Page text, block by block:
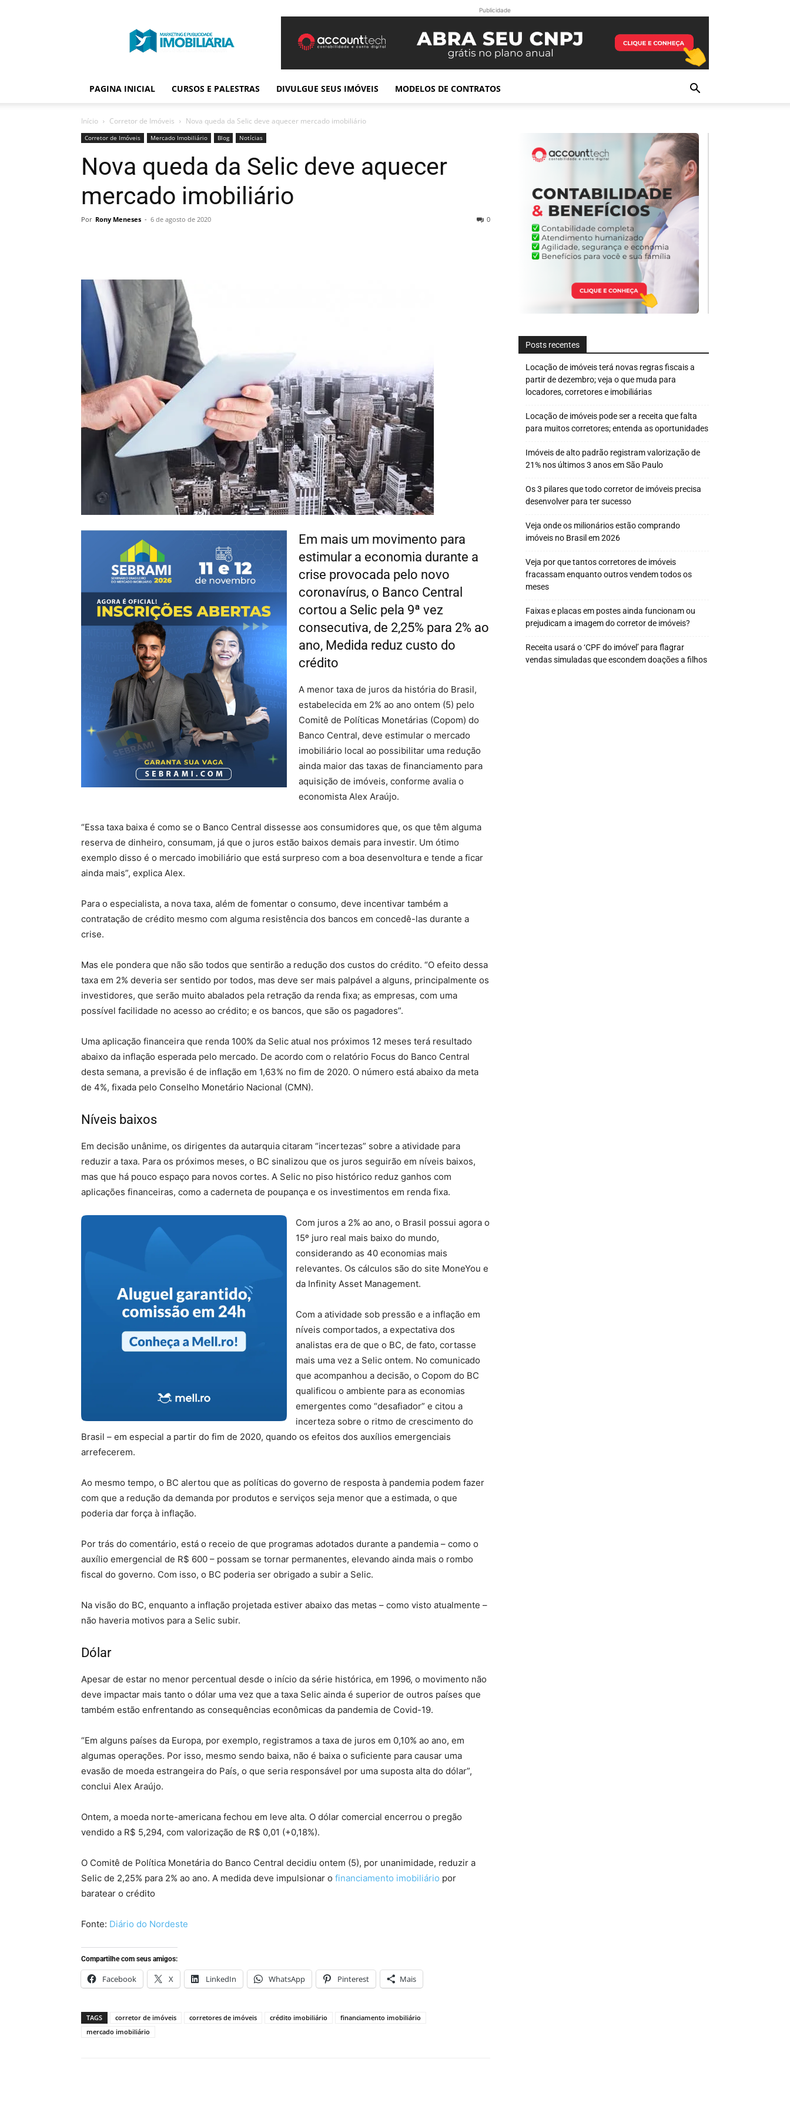
Publicidade
Imobiliária
Publicidade
PAGINA INICIAL CURSOS E PALESTRAS DIVULGUE SEUS IMÓVEIS MODELOS DE CONTRATOS
Início Corretor de Imóveis Nova queda da Selic deve aquecer mercado imobiliário
Corretor de Imóveis Mercado Imobiliário Blog Notícias
Nova queda da Selic deve aquecer
mercado imobiliário
Por Rony Meneses - 6 de agosto de 2020 0
Em mais um movimento para
estimular a economia durante a
crise provocada pelo novo
coronavírus, o Banco Central
cortou a Selic pela 9ª vez
consecutiva, de 2,25% para 2% ao
ano, Medida reduz custo do
crédito
A menor taxa de juros da história do Brasil,
estabelecida em 2% ao ano ontem (5) pelo
Comitê de Políticas Monetárias (Copom) do
Banco Central, deve estimular o mercado
imobiliário local ao possibilitar uma redução
ainda maior das taxas de financiamento para
aquisição de imóveis, conforme avalia o
economista Alex Araújo.
“Essa taxa baixa é como se o Banco Central dissesse aos consumidores que, os que têm alguma
reserva de dinheiro, consumam, já que o juros estão baixos demais para investir. Um ótimo
exemplo disso é o mercado imobiliário que está surpreso com a boa desenvoltura e tende a ficar
ainda mais”, explica Alex.
Para o especialista, a nova taxa, além de fomentar o consumo, deve incentivar também a
contratação de crédito mesmo com alguma resistência dos bancos em concedê-las durante a
crise.
Mas ele pondera que não são todos que sentirão a redução dos custos do crédito. “O efeito dessa
taxa em 2% deveria ser sentido por todos, mas deve ser mais palpável a alguns, principalmente os
investidores, que serão muito abalados pela retração da renda fixa; as empresas, com uma
possível facilidade no acesso ao crédito; e os bancos, que são os pagadores”.
Uma aplicação financeira que renda 100% da Selic atual nos próximos 12 meses terá resultado
abaixo da inflação esperada pelo mercado. De acordo com o relatório Focus do Banco Central
desta semana, a previsão é de inflação em 1,63% no fim de 2020. O número está abaixo da meta
de 4%, fixada pelo Conselho Monetário Nacional (CMN).
Níveis baixos
Em decisão unânime, os dirigentes da autarquia citaram “incertezas” sobre a atividade para
reduzir a taxa. Para os próximos meses, o BC sinalizou que os juros seguirão em níveis baixos,
mas que há pouco espaço para novos cortes. A Selic no piso histórico reduz ganhos com
aplicações financeiras, como a caderneta de poupança e os investimentos em renda fixa.
Com juros a 2% ao ano, o Brasil possui agora o
15º juro real mais baixo do mundo,
considerando as 40 economias mais
relevantes. Os cálculos são do site MoneYou e
da Infinity Asset Management.
Com a atividade sob pressão e a inflação em
níveis comportados, a expectativa dos
analistas era de que o BC, de fato, cortasse
mais uma vez a Selic ontem. No comunicado
que acompanhou a decisão, o Copom do BC
qualificou o ambiente para as economias
emergentes como “desafiador” e citou a
incerteza sobre o ritmo de crescimento do
Brasil – em especial a partir do fim de 2020, quando os efeitos dos auxílios emergenciais
arrefecerem.
Ao mesmo tempo, o BC alertou que as políticas do governo de resposta à pandemia podem fazer
com que a redução da demanda por produtos e serviços seja menor que a estimada, o que
poderia dar força à inflação.
Por trás do comentário, está o receio de que programas adotados durante a pandemia – como o
auxílio emergencial de R$ 600 – possam se tornar permanentes, elevando ainda mais o rombo
fiscal do governo. Com isso, o BC poderia ser obrigado a subir a Selic.
Na visão do BC, enquanto a inflação projetada estiver abaixo das metas – como visto atualmente –
não haveria motivos para a Selic subir.
Dólar
Apesar de estar no menor percentual desde o início da série histórica, em 1996, o movimento não
deve impactar mais tanto o dólar uma vez que a taxa Selic ainda é superior de outros países que
também estão enfrentando as consequências econômicas da pandemia de Covid-19.
“Em alguns países da Europa, por exemplo, registramos a taxa de juros em 0,10% ao ano, em
algumas operações. Por isso, mesmo sendo baixa, não é baixa o suficiente para causar uma
evasão de moeda estrangeira do País, o que seria responsável por uma suposta alta do dólar”,
conclui Alex Araújo.
Ontem, a moeda norte-americana fechou em leve alta. O dólar comercial encerrou o pregão
vendido a R$ 5,294, com valorização de R$ 0,01 (+0,18%).
O Comitê de Política Monetária do Banco Central decidiu ontem (5), por unanimidade, reduzir a
Selic de 2,25% para 2% ao ano. A medida deve impulsionar o financiamento imobiliário por
baratear o crédito
Fonte: Diário do Nordeste
Compartilhe com seus amigos:
Facebook X LinkedIn WhatsApp Pinterest Mais
TAGS corretor de imóveis corretores de imóveis crédito imobiliário
financiamento imobiliário
mercado imobiliário
Posts recentes
Locação de imóveis terá novas regras fiscais a
partir de dezembro; veja o que muda para
locadores, corretores e imobiliárias
Locação de imóveis pode ser a receita que falta
para muitos corretores; entenda as oportunidades
Imóveis de alto padrão registram valorização de
21% nos últimos 3 anos em São Paulo
Os 3 pilares que todo corretor de imóveis precisa
desenvolver para ter sucesso
Veja onde os milionários estão comprando
imóveis no Brasil em 2026
Veja por que tantos corretores de imóveis
fracassam enquanto outros vendem todos os
meses
Faixas e placas em postes ainda funcionam ou
prejudicam a imagem do corretor de imóveis?
Receita usará o ‘CPF do imóvel’ para flagrar
vendas simuladas que escondem doações a filhos